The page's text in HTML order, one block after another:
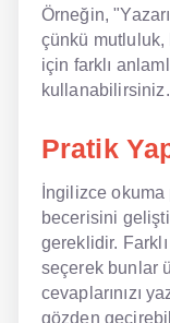
Örneğin,
çünkü
için farklı
kullanabilirsiniz.
Pratik
İngilizce
becerisini
gereklidir.
seçerek bunlar
cevaplarınızı
gözden